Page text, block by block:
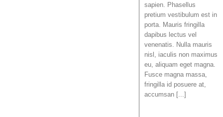
sapien. Phasellus
pretium vestibulum est in
porta. Mauris fringilla
dapibus lectus vel
venenatis. Nulla mauris
nisl, iaculis non maximus
eu, aliquam eget magna.
Fusce magna massa,
fringilla id posuere at,
accumsan [...]